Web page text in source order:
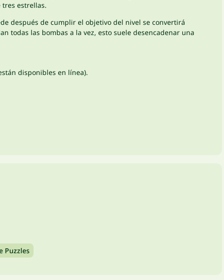
estrellas.
después de cumplir el objetivo del nivel se convertirá
todas las bombas a la vez, esto suele desencadenar una
disponibles en línea).
Puzzles